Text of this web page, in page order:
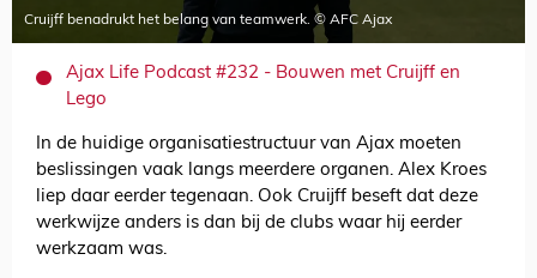
Cruijff benadrukt het belang van teamwerk. © AFC Ajax
Ajax Life Podcast #232 - Bouwen met Cruijff en
Lego
In de huidige organisatiestructuur van Ajax moeten
beslissingen vaak langs meerdere organen. Alex Kroes
liep daar eerder tegenaan. Ook Cruijff beseft dat deze
werkwijze anders is dan bij de clubs waar hij eerder
werkzaam was.